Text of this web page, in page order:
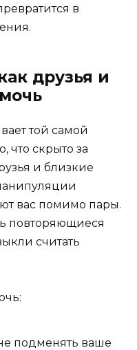
в
друзья и
той самой
что скрыто за
и близкие
вас помимо пары.
повторяющиеся
считать
подменять ваше